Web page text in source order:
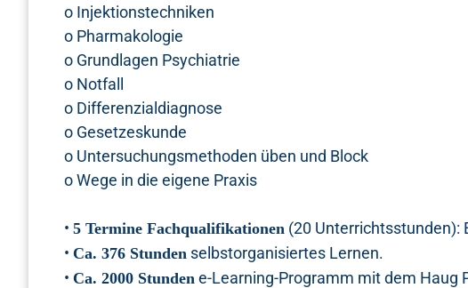
o Injektionstechniken
o Pharmakologie
o Grundlagen Psychiatrie
o Notfall
o Differenzialdiagnose
o Gesetzeskunde
o Untersuchungsmethoden üben und Block
o Wege in die eigene Praxis
• 5 Termine Fachqualifikationen (20 Unterrichtsstunden):
• Ca. 376 Stunden selbstorganisiertes Lernen.
• Ca. 2000 Stunden e-Learning-Programm mit dem Haug